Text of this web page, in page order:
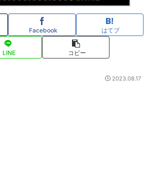
Facebook はてブ
LINE コピー
2023.08.17